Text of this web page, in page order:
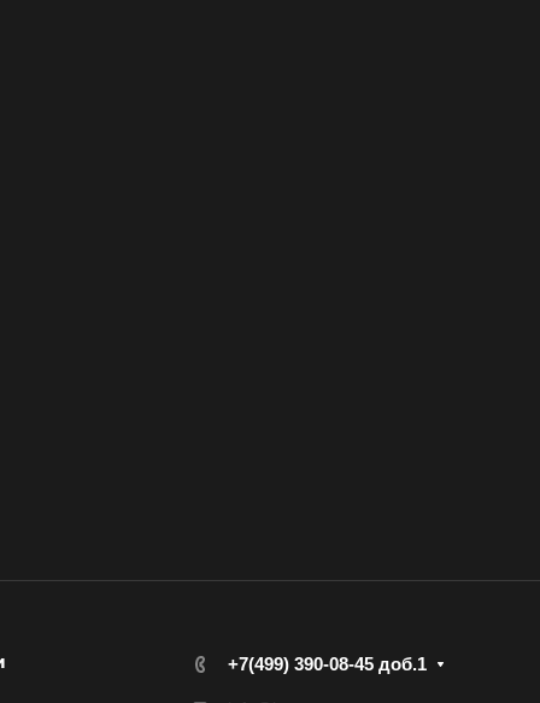
+7(499) 390-08-45 доб.1